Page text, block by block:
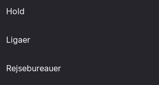
Hold
Ligaer
Rejsebureauer